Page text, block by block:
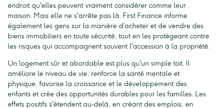
endroit qu'elles peuvent vraiment considérer comme leur
maison. Mais elle ne s'arrête pas là. First Finance informe
également les gens sur la manière d'acheter et de vendre des
biens immobiliers en toute sécurité, tout en les protégeant contre
les risques qui accompagnent souvent l'accession à la propriété.
Un logement sûr et abordable est plus qu'un simple toit. Il
améliore le niveau de vie, renforce la santé mentale et
physique, favorise la croissance et le développement des
enfants et crée des opportunités durables pour les familles. Les
effets positifs s'étendent au-delà, en créant des emplois, en